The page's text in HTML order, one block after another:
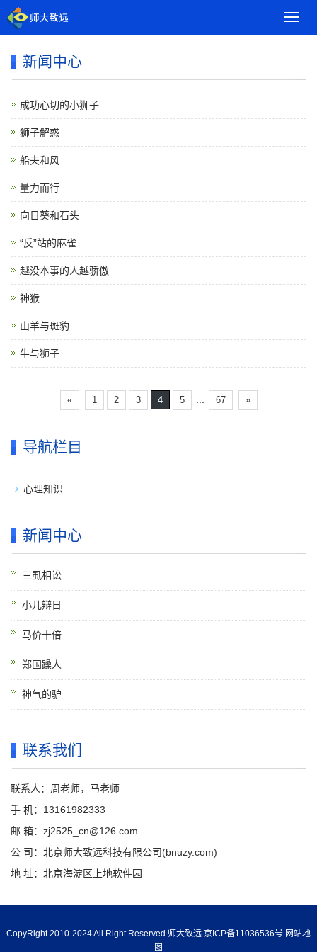
导
新闻中心
成功心切的小狮子
狮子解惑
船夫和风
量力而行
向日葵和石头
“反”站的麻雀
越没本事的人越骄傲
神猴
山羊与斑豹
牛与狮子
« 1 2 3 4 5 67 »
导航栏目
心理知识
新闻中心
三虱相讼
小儿辩日
马价十倍
郑国躁人
神气的驴
联系我们
联系人：周老师，马老师
手 机：13161982333
邮 箱：zj2525_cn@126.com
公 司：北京师大致远科技有限公司(bnuzy.com)
地 址：北京海淀区上地软件园
CopyRight 2010-2024 All Right Reserved 师大致远 京ICP备11036536号 网站地
图